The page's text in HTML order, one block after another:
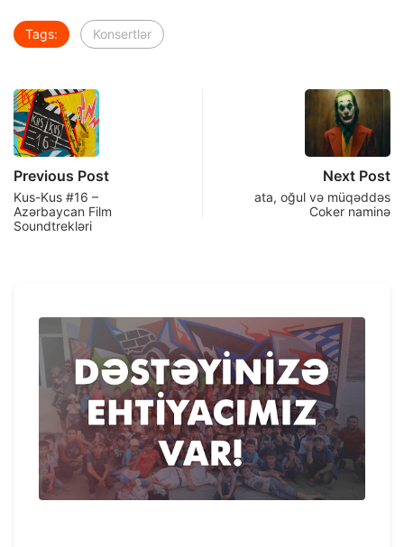
Tags: Konsertlər
Previous Post
Kus-Kus #16 –
Azərbaycan Film
Soundtrekləri
Next Post
ata, oğul və müqəddəs
Coker naminə